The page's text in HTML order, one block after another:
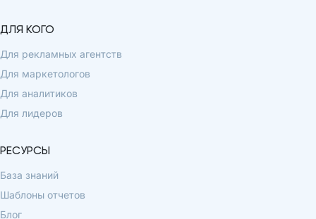
ДЛЯ КОГО
Для рекламных агентств
Для маркетологов
Для аналитиков
Для лидеров
РЕСУРСЫ
База знаний
Шаблоны отчетов
Блог